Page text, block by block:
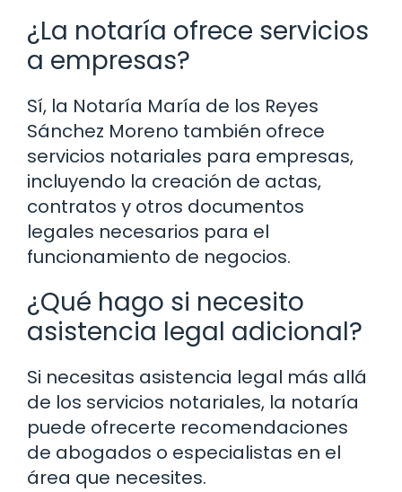
¿La notaría ofrece servicios
a empresas?
Sí, la Notaría María de los Reyes
Sánchez Moreno también ofrece
servicios notariales para empresas,
incluyendo la creación de actas,
contratos y otros documentos
legales necesarios para el
funcionamiento de negocios.
¿Qué hago si necesito
asistencia legal adicional?
Si necesitas asistencia legal más allá
de los servicios notariales, la notaría
puede ofrecerte recomendaciones
de abogados o especialistas en el
área que necesites.